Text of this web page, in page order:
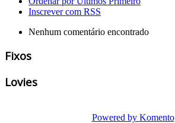
Inscrever com RSS
Nenhum comentário encontrado
Fixos
Lovies
Powered by Komento